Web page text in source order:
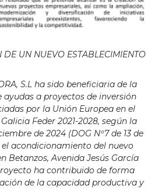
DE UN NUEVO ESTABLECIMIENTO
S.L ha sido beneficiaria de la
ayudas a proyectos de inversión
por la Unión Europea en el
Feder 2021-2028, según la
de 2024 (DOG Nº7 de 13 de
el acondicionamiento del nuevo
Betanzos, Avenida Jesús García
ha contribuido de forma
de la capacidad productiva y